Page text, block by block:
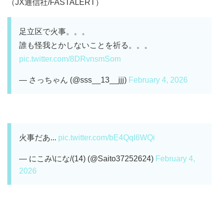
（JX通信社/FASTALERT）
足立区で火事。。。
誰も怪我とかしないことを祈る。。。
pic.twitter.com/8DRvnsmSom
— さっちゃん (@sss__13__jjj) February 4, 2026
火事だあ... pic.twitter.com/bE4QqI6WQi
— にこみ\にな/(14) (@Saito37252624) February 4,
2026